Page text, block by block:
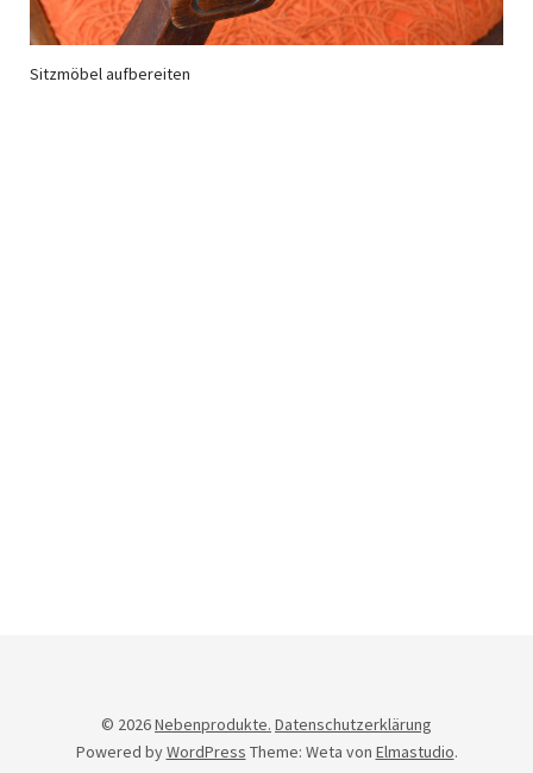
Sitzmöbel aufbereiten
© 2026Nebenprodukte. Datenschutzerklärung
Powered byWordPress Theme: Weta von Elmastudio.